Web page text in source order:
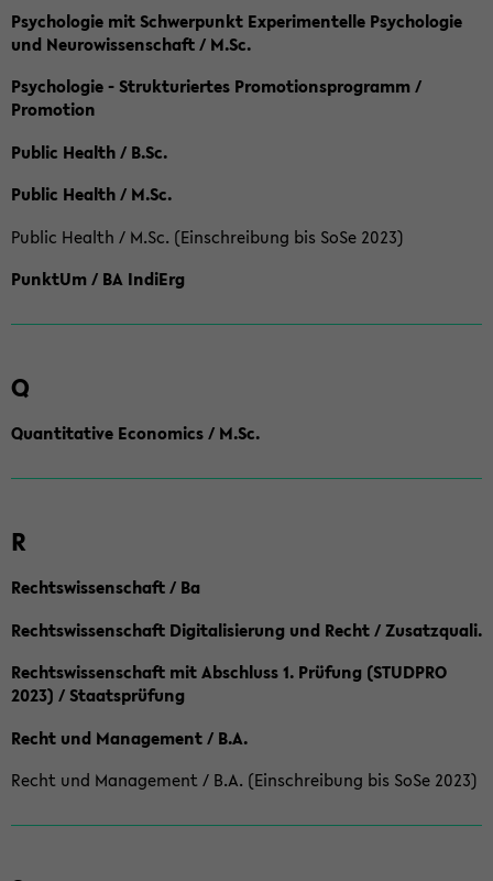
Psychologie mit Schwerpunkt Experimentelle Psychologie
und Neurowissenschaft / M.Sc.
Psychologie - Strukturiertes Promotionsprogramm /
Promotion
Public Health / B.Sc.
Public Health / M.Sc.
Public Health / M.Sc. (Einschreibung bis SoSe 2023)
PunktUm / BA IndiErg
Q
Quantitative Economics / M.Sc.
R
Rechtswissenschaft / Ba
Rechtswissenschaft Digitalisierung und Recht / Zusatzquali.
Rechtswissenschaft mit Abschluss 1. Prüfung (STUDPRO
2023) / Staatsprüfung
Recht und Management / B.A.
Recht und Management / B.A. (Einschreibung bis SoSe 2023)